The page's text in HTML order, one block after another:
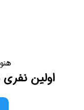
اولین